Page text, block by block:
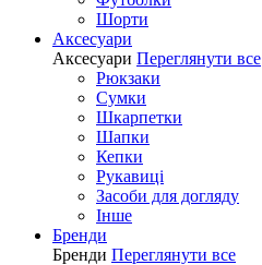
Шорти
Аксесуари
Аксесуари Переглянути все
Рюкзаки
Сумки
Шкарпетки
Шапки
Кепки
Рукавиці
Засоби для догляду
Інше
Бренди
Бренди Переглянути все